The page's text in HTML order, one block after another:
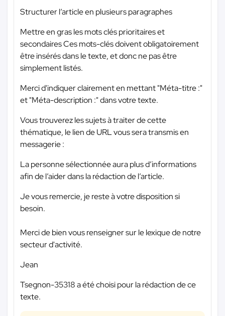
Structurer l’article en plusieurs paragraphes
Mettre en gras les mots clés prioritaires et
secondaires Ces mots-clés doivent obligatoirement
être insérés dans le texte, et donc ne pas être
simplement listés.
Merci d'indiquer clairement en mettant "Méta-titre :"
et "Méta-description :" dans votre texte.
Vous trouverez les sujets à traiter de cette
thématique, le lien de URL vous sera transmis en
messagerie :
La personne sélectionnée aura plus d’informations
afin de l’aider dans la rédaction de l’article.
Je vous remercie, je reste à votre disposition si
besoin.
Merci de bien vous renseigner sur le lexique de notre
secteur d'activité.
Jean
Tsegnon-35318 a été choisi pour la rédaction de ce
texte.